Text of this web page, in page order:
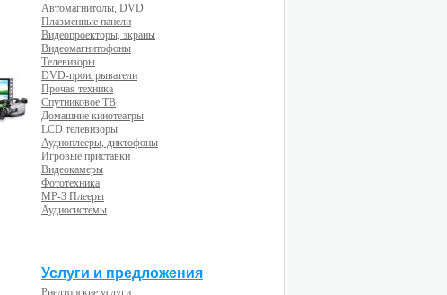
Автомагнитолы, DVD
Плазменные панели
Видеопроекторы, экраны
Видеомагнитофоны
Телевизоры
DVD-проигрыватели
Прочая техника
Спутниковое ТВ
Домашние кинотеатры
LCD телевизоры
Аудиоплееры, диктофоны
Игровые приставки
Видеокамеры
Фототехника
MP-3 Плееры
Аудиосистемы
Услуги и предложения
Риелторские услуги